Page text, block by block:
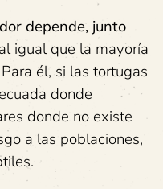
depende, junto
igual que la mayoría
él, si las tortugas
donde
donde no existe
a las poblaciones,